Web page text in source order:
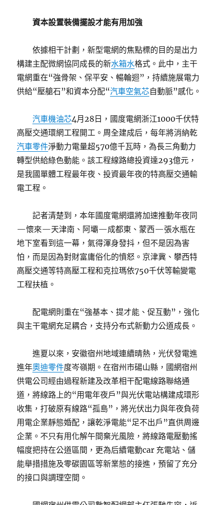
資本設置裝備擺設才能有用加強
依據相干計劃，新型電網的焦點標的目的是出力
構建主配微網協同成長的新水箱水格式。此中，主干
電網重在“強骨架、保平安、暢輪迴”，持續施展電力
供給“壓艙石”和資本分配“汽車空氣芯自動脈”感化。
汽車機油芯4月28日，國度電網浙江1000千伏特
高壓交通環網工程開工。周全建成后，每年將消納乾
汽車零件淨動力電量超570億千瓦時，為長三角動力
轉型供給綠色動能。該工程線路總投資達293億元，
是我國單體工程最年夜、投資最年夜的特高壓交通輸
電工程。
記者清楚到，本年國度電網還將加速推動年夜同
—懷來—天津南、阿壩—成都東、蒙西—張水瓶在
地下室看到這一幕，氣得渾身發抖，但不是因為害
怕，而是因為對財富庸俗化的憤怒。京津冀、攀西特
高壓交通等特高壓工程和克拉瑪依750千伏等輸變電
工程扶植。
配電網則重在“強基本、提才能、促互動”，強化
與主干電網充足耦合，支持分布式新動力公道成長。
進夏以來，安徽宿州地域連續晴熱，光伏發電進
進年奧迪零件度岑嶺期。在宿州市碭山縣，國網宿州
供電公司經由過程新建及改革相干配電線路聯絡通
道，將線路上的“用電年夜戶”與光伏電站構建成環形
收集，打破原有線路“孤島”，將光伏出力與年夜負荷
用電企業靜態婚配，讓乾淨電能“足不出戶”直供周邊
企業。不只有用化解午間棄光風險，將線路電壓動搖
幅度把持在公道區間，更為后續電動car 充電站、儲
能舉措措施及零碳園區等新業態的接進，預留了充分
的接口與調理空間。